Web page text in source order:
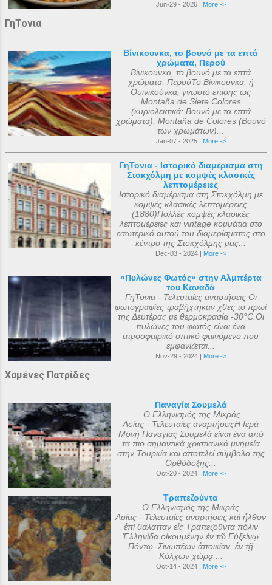
Jun-29 - 2026 | More ->
ΓηΤονια
Βίνικουνκα, το βουνό με τα επτά
χρώματα, Περού
Βίνικουνκα, το βουνό με τα επτά
χρώματα, ΠερούΤο Βίνικουνκα, ή
Ουινικούνκα, γνωστό επίσης ως
Montaña de Siete Colores
(κυριολεκτικά: Βουνό με τα επτά
χρώματα), Montaña de Colores (Βουνό
των χρωμάτων)...
Jan-07 - 2025 | More ->
ΓηΤονια - Ιστορικό διαμέρισμα στη
Στοκχόλμη με κομψές κλασικές
λεπτομέρειες
Ιστορικό διαμέρισμα στη Στοκχόλμη με
κομψές κλασικές λεπτομέρειες
(1880)Πολλές κομψές κλασικές
λεπτομέρειες και vintage κομμάτια στο
εσωτερικό αυτού του διαμερίσματος στο
κέντρο της Στοκχόλμης μας...
Dec-03 - 2024 | More ->
«Πυλώνες Φωτός» στην Αλμπέρτα
του Καναδά
ΓηΤονια - Τελευταίες αναρτήσεις Οι
φωτογραφίες τραβήχτηκαν χθες το πρωί
της Δευτέρας με θερμοκρασία -30°C.Οι
πυλώνες του φωτός είναι ένα
ατμοσφαιρικό οπτικό φαινόμενο που
εμφανίζεται...
Nov-29 - 2024 | More ->
Χαμένες Πατρίδες
Παναγία Σουμελά
Ο Ελληνισμός της Μικράς
Ασίας - Τελευταίες αναρτήσειςΗ Ιερά
Μονή Παναγίας Σουμελά είναι ένα από
τα πιο σημαντικά χριστιανικά μνημεία
στην Τουρκία και αποτελεί σύμβολο της
Ορθόδοξης...
Oct-20 - 2024 | More ->
Τραπεζούντα
Ο Ελληνισμός της Μικράς
Ασίας - Τελευταίες αναρτήσεις καὶ ἦλθον
ἐπὶ θάλατταν εἰς Τραπεζοῦντα πόλιν
Ἑλληνίδα οἰκουμένην ἐν τῷ Εὐξείνῳ
Πόντῳ, Σινωπέων ἀποικίαν, ἐν τῇ
Κόλχων χώρᾳ....
Oct-14 - 2024 | More ->